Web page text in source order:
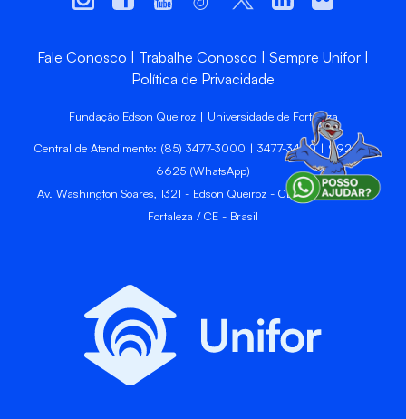
Fale Conosco Trabalhe Conosco
Sempre Unifor
Política de Privacidade
Fundação Edson Queiroz | Universidade de Fortaleza
Central de Atendimento: (85) 3477-3000 | 3477-3400 | 99246-
6625 (WhatsApp)
Av. Washington Soares, 1321 - Edson Queiroz - CEP 60811-905 -
Fortaleza / CE - Brasil